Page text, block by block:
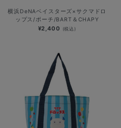
横浜DeNAベイスターズ×サクマドロ
ップス/ポーチ/BART＆CHAPY
¥2,400 (税込)